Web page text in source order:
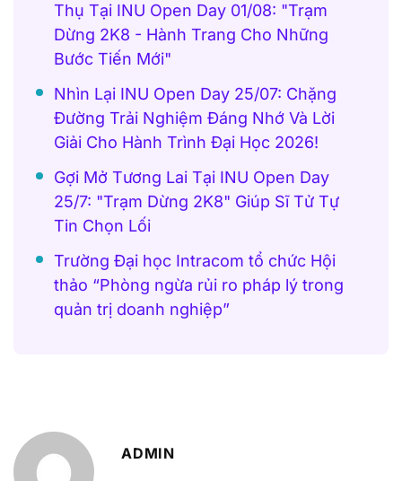
Thụ Tại INU Open Day 01/08: "Trạm
Dừng 2K8 - Hành Trang Cho Những
Bước Tiến Mới"
Nhìn Lại INU Open Day 25/07: Chặng
Đường Trải Nghiệm Đáng Nhớ Và Lời
Giải Cho Hành Trình Đại Học 2026!
Gợi Mở Tương Lai Tại INU Open Day
25/7: "Trạm Dừng 2K8" Giúp Sĩ Tử Tự
Tin Chọn Lối
Trường Đại học Intracom tổ chức Hội
thảo “Phòng ngừa rủi ro pháp lý trong
quản trị doanh nghiệp”
ADMIN